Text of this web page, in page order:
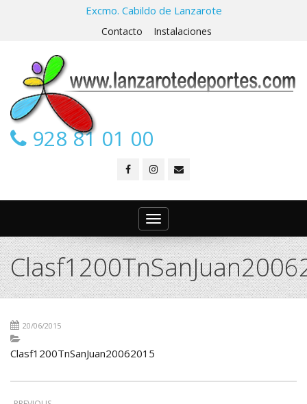
Excmo. Cabildo de Lanzarote
Contacto Instalaciones
928 81 01 00
Toggle
navigation
20/06/2015
Clasf1200TnSanJuan20062015